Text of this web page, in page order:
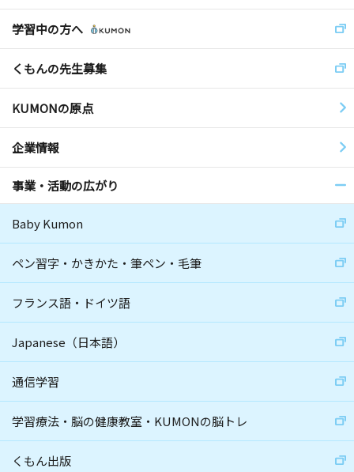
学習中の方へ
くもんの先生募集
KUMONの原点
企業情報
事業・活動の広がり
Baby Kumon
ペン習字・かきかた・筆ペン・毛筆
フランス語・ドイツ語
Japanese（日本語）
通信学習
学習療法・脳の健康教室・KUMONの脳トレ
くもん出版